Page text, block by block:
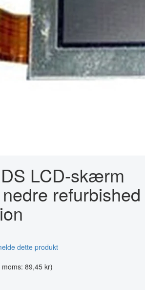
LCD-skærm
refurbished
dette produkt
moms: 89,45 kr)